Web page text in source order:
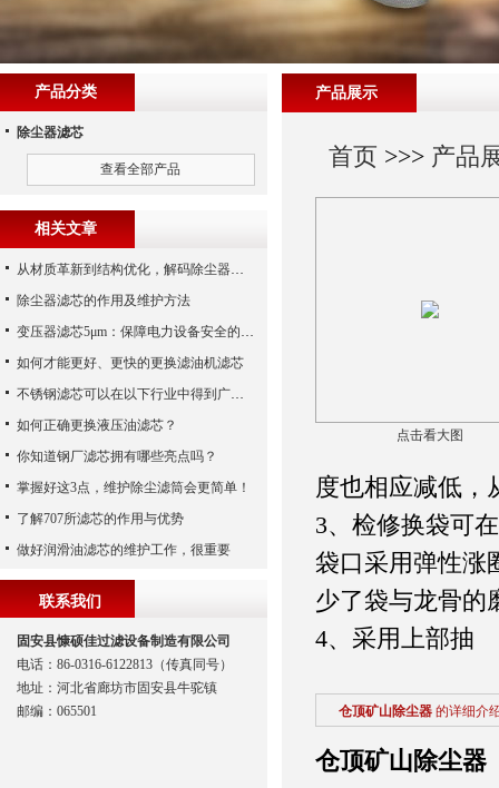
产品展示
首页 >>> 产品
点击看大图
度也相应减低，
3、检修换袋可
袋口采用弹性涨
少了袋与龙骨的
4、采用上部抽
仓顶矿山除尘器 的详细介
仓顶矿山除尘器
产品分类
除尘器滤芯
查看全部产品
相关文章
从材质革新到结构优化，解码除尘器滤芯性能跃升的核心逻辑
除尘器滤芯的作用及维护方法
变压器滤芯5μm：保障电力设备安全的关键
如何才能更好、更快的更换滤油机滤芯
不锈钢滤芯可以在以下行业中得到广泛应用
如何正确更换液压油滤芯？
你知道钢厂滤芯拥有哪些亮点吗？
掌握好这3点，维护除尘滤筒会更简单！
了解707所滤芯的作用与优势
做好润滑油滤芯的维护工作，很重要
联系我们
固安县慷硕佳过滤设备制造有限公司
电话：86-0316-6122813（传真同号）
地址：河北省廊坊市固安县牛驼镇
邮编：065501